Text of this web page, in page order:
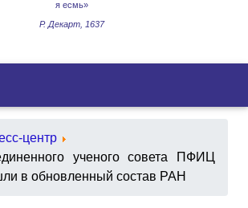
я есмь»
Р. Декарт, 1637
центр
ученого совета ПФИЦ
в обновленный состав РАН